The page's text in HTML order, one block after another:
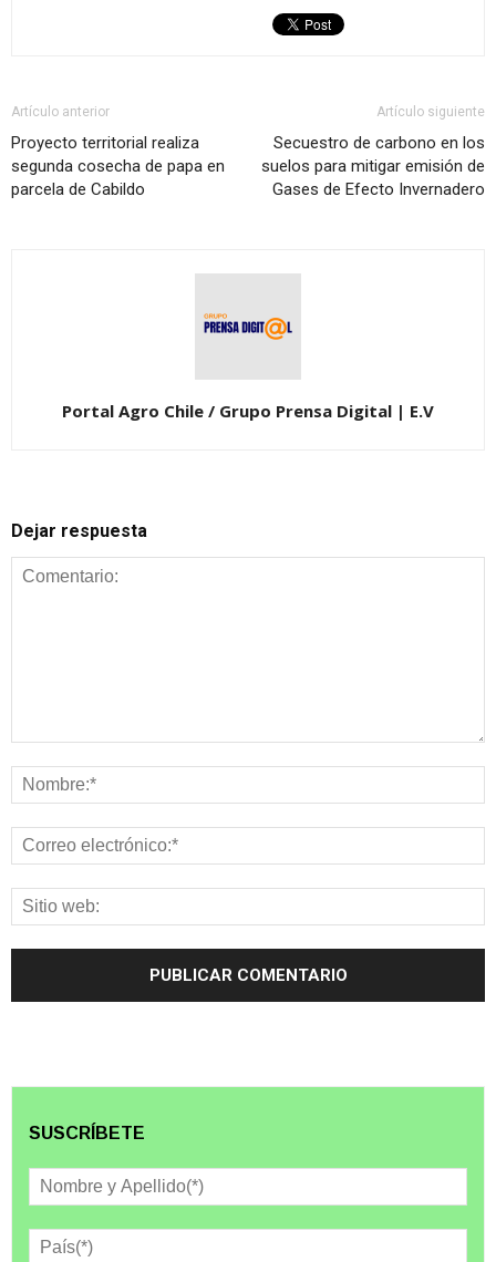
Artículo anterior
Proyecto territorial realiza
segunda cosecha de papa en
parcela de Cabildo
Artículo siguiente
Secuestro de carbono en los
suelos para mitigar emisión de
Gases de Efecto Invernadero
Portal Agro Chile / Grupo Prensa Digital | E.V
Dejar respuesta
SUSCRÍBETE